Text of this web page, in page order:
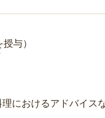
与）
におけるアドバイス